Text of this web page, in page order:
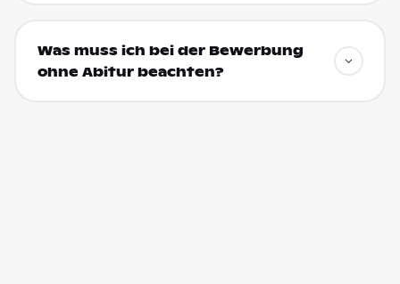
Was muss ich bei der Bewerbung
ohne Abitur beachten?